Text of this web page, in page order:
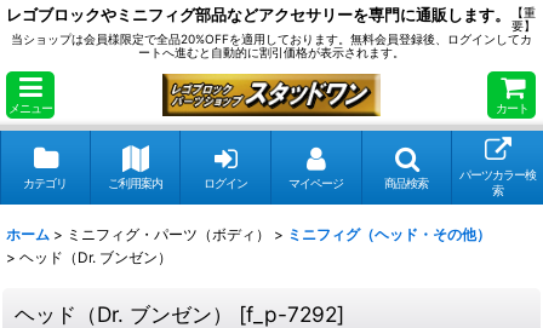
レゴブロックやミニフィグ部品などアクセサリーを専門に通販します。
【重
要】
当ショップは会員様限定で全品20%OFFを適用しております。無料会員登録後、ログインしてカ
ートへ進むと自動的に割引価格が表示されます。
メニュー カート
カテゴリ ご利用案内 ログイン マイページ 商品検索
パーツカラー検
索
ホーム > ミニフィグ・パーツ（ボディ） > ミニフィグ（ヘッド・その他）
> ヘッド（Dr. ブンゼン）
ヘッド（Dr. ブンゼン） [f_p-7292]